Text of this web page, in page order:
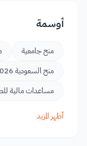
أوسمة
منح جامعية
منح السعودية 2026
مساعدات مالية
أظهر المزيد